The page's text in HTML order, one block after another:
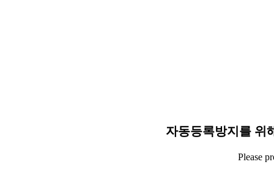
자동등록방지를 위
Please